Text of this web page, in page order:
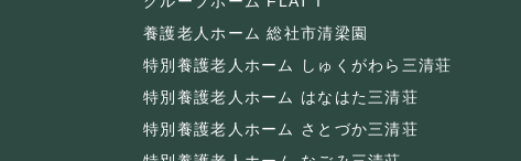
養護老人ホーム 総社市清梁園
特別養護老人ホーム しゅくがわら三清荘
特別養護老人ホーム はなはた三清荘
特別養護老人ホーム さとづか三清荘